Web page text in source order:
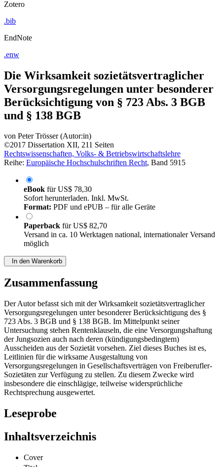
BibTeX
Zotero
.bib
EndNote
.enw
Die Wirksamkeit sozietätsvertraglicher
Versorgungsregelungen unter besonderer
Berücksichtigung von § 723 Abs. 3 BGB
und § 138 BGB
vonPeter Trösser (Autor:in)
©2017 Dissertation XII, 211 Seiten
Reihe: Europäische Hochschulschriften Recht
eBookfürUS$ 78,30
Sofort herunterladen. Inkl. MwSt.
Format:PDF und ePUB – für alle Geräte
Paperback
möglich
In den Warenkorb
Zusammenfassung
Der Autor befasst sich mit der Wirksamkeit sozietätsvertraglicher
Versorgungsregelungen unter besonderer Berücksichtigung des §
723 Abs. 3 BGB und § 138 BGB. Im Mittelpunkt seiner
Untersuchung stehen Rentenklauseln, die eine Versorgungshaftung
der Jungsozien auch nach deren (kündigungsbedingtem)
Ausscheiden aus der Sozietät vorsehen. Ziel dieses Buches ist es,
Leitlinien für die wirksame Ausgestaltung von
Versorgungsregelungen in Gesellschaftsverträgen von Freiberufler-
Sozietäten zur Verfügung zu stellen. Zu diesem Zwecke wird
Rechtsprechung ausgewertet.
Leseprobe
Inhaltsverzeichnis